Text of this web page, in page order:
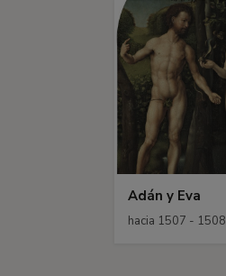
Adán y Eva
hacia 1507 - 1508